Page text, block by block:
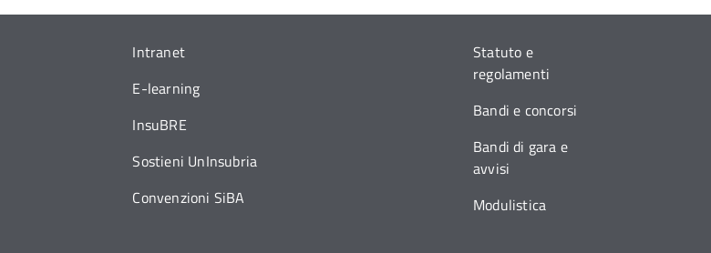
Intranet
E-learning
InsuBRE
Sostieni UnInsubria
Convenzioni SiBA
Statuto e
regolamenti
Bandi e concorsi
Bandi di gara e
avvisi
Modulistica